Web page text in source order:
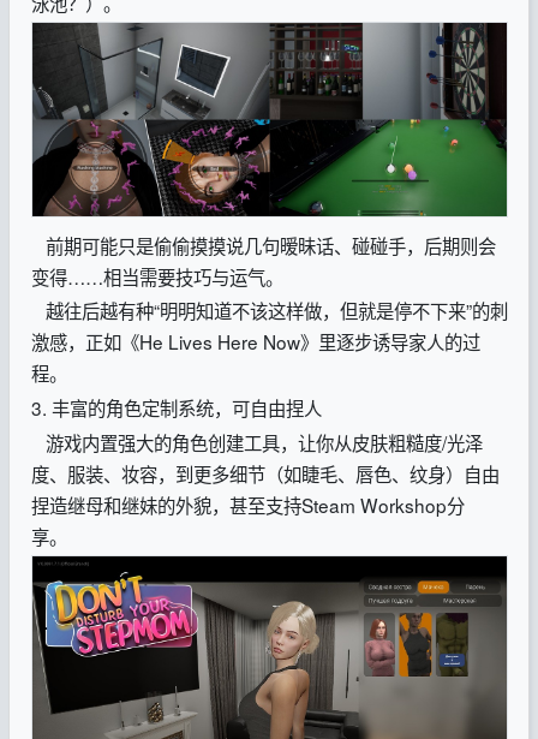
前期可能只是偷偷摸摸说几句暧昧话、碰碰手，后期则会
变得……相当需要技巧与运气。
越往后越有种“明明知道不该这样做，但就是停不下来”的刺
激感，正如《He Lives Here Now》里逐步诱导家人的过
程。
3. 丰富的角色定制系统，可自由捏人
游戏内置强大的角色创建工具，让你从皮肤粗糙度/光泽
度、服装、妆容，到更多细节（如睫毛、唇色、纹身）自由
捏造继母和继妹的外貌，甚至支持Steam Workshop分
享。